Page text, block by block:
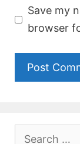
Save my
browser
Search